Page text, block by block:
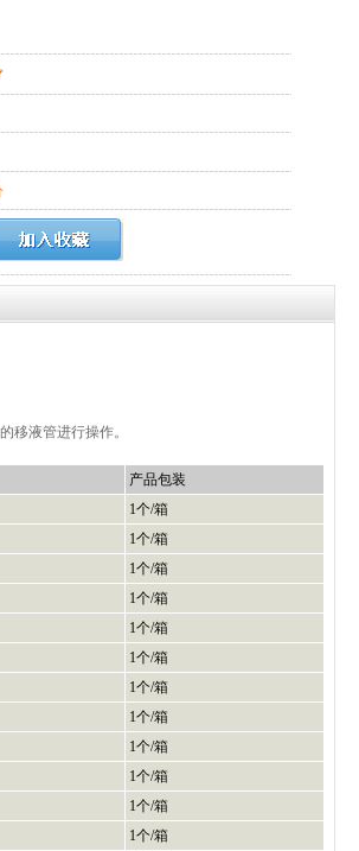
移液管进行操作。
产品包装
1个/箱
1个/箱
1个/箱
1个/箱
1个/箱
1个/箱
1个/箱
1个/箱
1个/箱
1个/箱
1个/箱
1个/箱